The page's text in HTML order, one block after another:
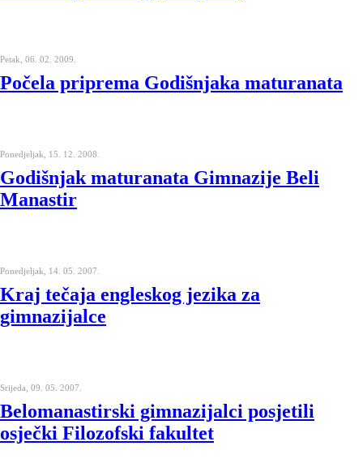
Petak, 06. 02. 2009.
Počela priprema Godišnjaka maturanata
Ponedjeljak, 15. 12. 2008.
Godišnjak maturanata Gimnazije Beli
Manastir
Ponedjeljak, 14. 05. 2007.
Kraj tečaja engleskog jezika za
gimnazijalce
Srijeda, 09. 05. 2007.
Belomanastirski gimnazijalci posjetili
osječki Filozofski fakultet